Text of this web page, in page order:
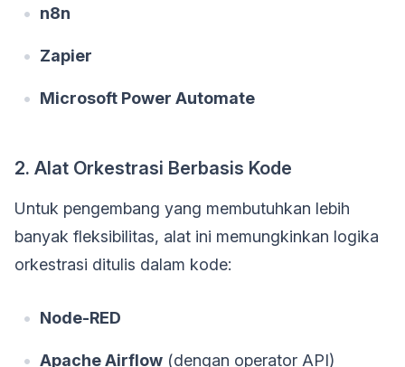
n8n
Zapier
Microsoft Power Automate
2. Alat Orkestrasi Berbasis Kode
Untuk pengembang yang membutuhkan lebih
banyak fleksibilitas, alat ini memungkinkan logika
orkestrasi ditulis dalam kode:
Node-RED
Apache Airflow (dengan operator API)